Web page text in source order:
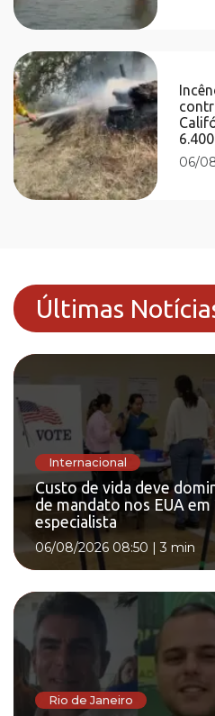
06/
Últimas
Internacional
Custo de vida deve
de mandato nos EUA em
especialista
06/08/2026 08:50 |3 min
Rio de Janeiro